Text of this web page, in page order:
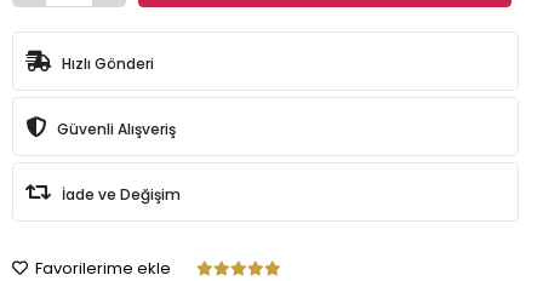
Hızlı Gönderi
Güvenli Alışveriş
İade ve Değişim
Favorilerime ekle